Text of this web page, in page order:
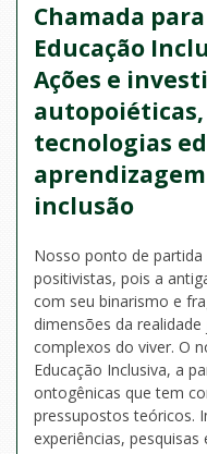
Chamada
Educação
Ações e
autopoiéticas,
tecnologias
inclusão
Nosso ponto de
positivistas, pois a
com seu binarismo e
dimensões da
complexos do viver. O
Educação Inclusiva, a
ontogênicas que tem
pressupostos teóricos.
experiências,